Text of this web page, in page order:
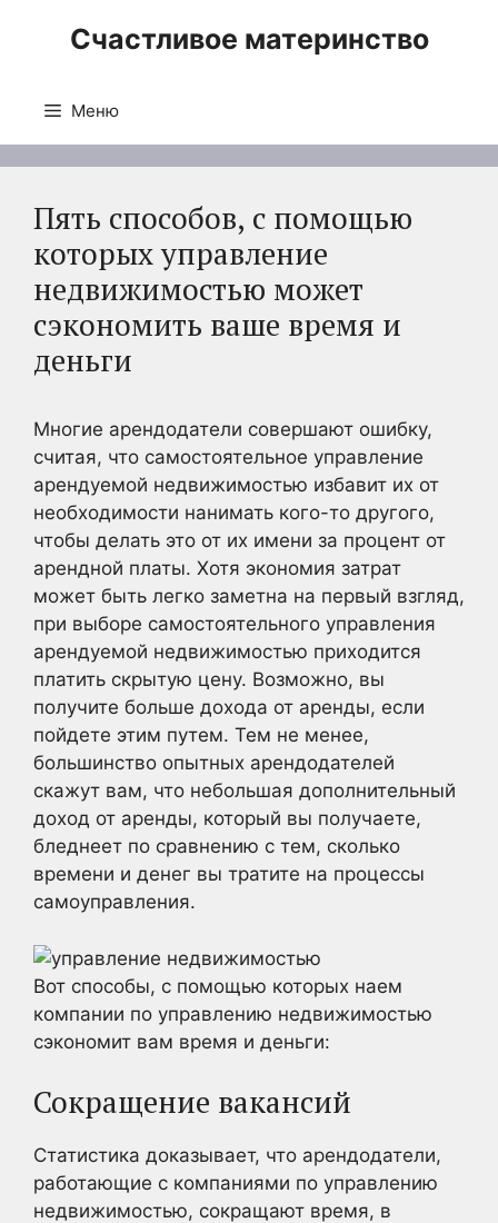
Счастливое материнство
Меню
Пять способов, с помощью
которых управление
недвижимостью может
сэкономить ваше время и
деньги
Многие арендодатели совершают ошибку,
считая, что самостоятельное управление
арендуемой недвижимостью избавит их от
необходимости нанимать кого-то другого,
чтобы делать это от их имени за процент от
арендной платы. Хотя экономия затрат
может быть легко заметна на первый взгляд,
при выборе самостоятельного управления
арендуемой недвижимостью приходится
платить скрытую цену. Возможно, вы
получите больше дохода от аренды, если
пойдете этим путем. Тем не менее,
большинство опытных арендодателей
скажут вам, что небольшая дополнительный
доход от аренды, который вы получаете,
бледнеет по сравнению с тем, сколько
времени и денег вы тратите на процессы
самоуправления.
Вот способы, с помощью которых наем
компании по управлению недвижимостью
сэкономит вам время и деньги:
Сокращение вакансий
Статистика доказывает, что арендодатели,
работающие с компаниями по управлению
недвижимостью, сокращают время, в